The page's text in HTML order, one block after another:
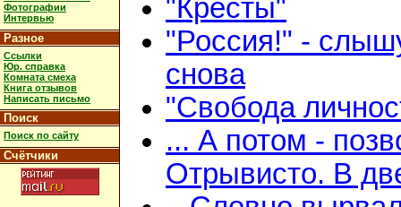
Фотографии
Интервью
Разное
Ссылки
Юр. справка
Комната смеха
Книга отзывов
Написать письмо
Поиск
Поиск по сайту
Счётчики
"Кресты"
"Россия!" -
снова
"Свобода
... А потом -
Отрывисто. В